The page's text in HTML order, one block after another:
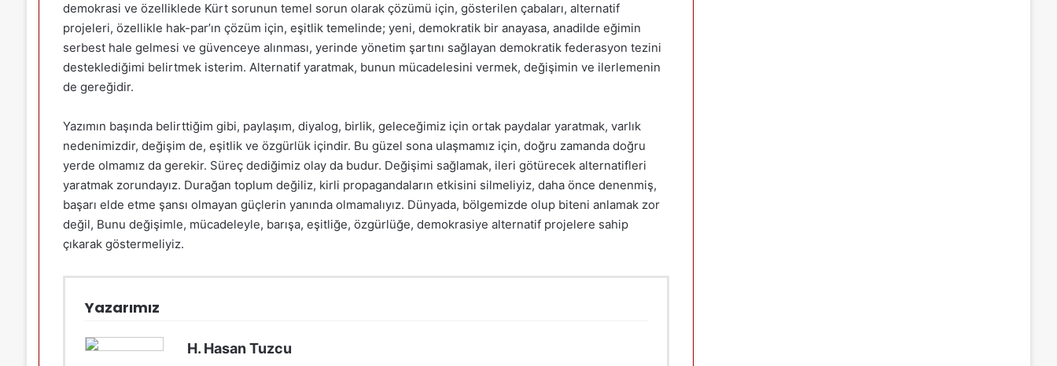
demokrasi ve özelliklede Kürt sorunun temel sorun olarak çözümü için, gösterilen çabaları, alternatif
projeleri, özellikle hak-par’ın çözüm için, eşitlik temelinde; yeni, demokratik bir anayasa, anadilde eğimin
serbest hale gelmesi ve güvenceye alınması, yerinde yönetim şartını sağlayan demokratik federasyon tezini
desteklediğimi belirtmek isterim. Alternatif yaratmak, bunun mücadelesini vermek, değişimin ve ilerlemenin
de gereğidir.
Yazımın başında belirttiğim gibi, paylaşım, diyalog, birlik, geleceğimiz için ortak paydalar yaratmak, varlık
nedenimizdir, değişim de, eşitlik ve özgürlük içindir. Bu güzel sona ulaşmamız için, doğru zamanda doğru
yerde olmamız da gerekir. Süreç dediğimiz olay da budur. Değişimi sağlamak, ileri götürecek alternatifleri
yaratmak zorundayız. Durağan toplum değiliz, kirli propagandaların etkisini silmeliyiz, daha önce denenmiş,
başarı elde etme şansı olmayan güçlerin yanında olmamalıyız. Dünyada, bölgemizde olup biteni anlamak zor
değil, Bunu değişimle, mücadeleyle, barışa, eşitliğe, özgürlüğe, demokrasiye alternatif projelere sahip
çıkarak göstermeliyiz.
Yazarımız
H. Hasan Tuzcu